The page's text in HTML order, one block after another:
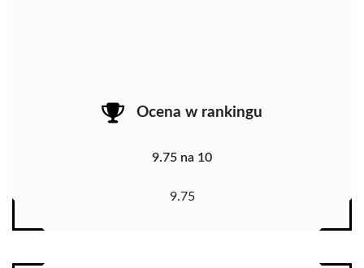
Ocena w rankingu
9.75 na 10
9.75